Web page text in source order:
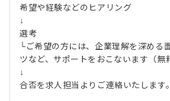
希望や経験などのヒアリング
↓
選考
└ご希望の方には、企業理解を深める
ツなど、サポートをおこないます（無
↓
合否を求人担当よりご連絡いたします。